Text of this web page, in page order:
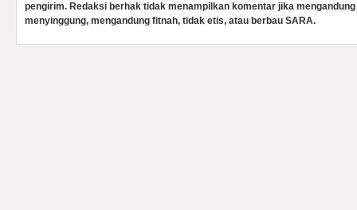
pengirim. Redaksi berhak tidak menampilkan komentar jika
menyinggung, mengandung fitnah, tidak etis, atau berbau SARA.